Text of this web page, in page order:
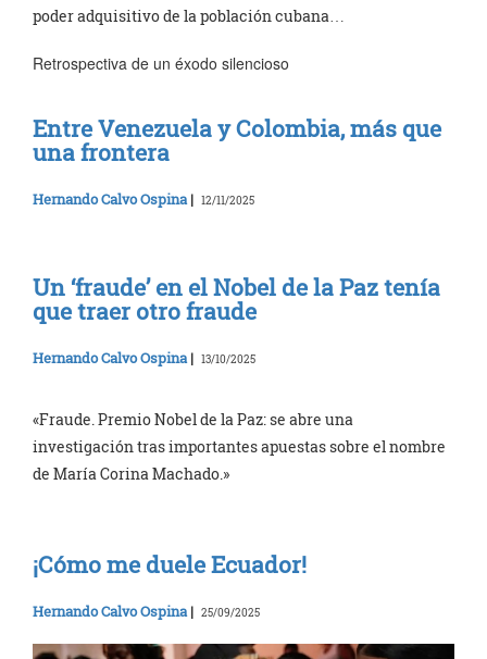
poder adquisitivo de la población cubana…
Retrospectiva de un éxodo silencioso
Entre Venezuela y Colombia, más que
una frontera
Hernando Calvo Ospina| 12/11/2025
Un ‘fraude’ en el Nobel de la Paz tenía
que traer otro fraude
Hernando Calvo Ospina | 13/10/2025
«Fraude. Premio Nobel de la Paz: se abre una
investigación tras importantes apuestas sobre el nombre
de María Corina Machado.»
¡Cómo me duele Ecuador!
Hernando Calvo Ospina| 25/09/2025